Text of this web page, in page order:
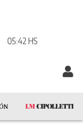
05:42 HS